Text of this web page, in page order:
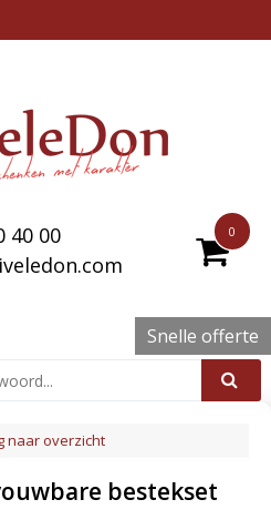
0
40 00
Snelle offerte
naar overzicht
bestekset